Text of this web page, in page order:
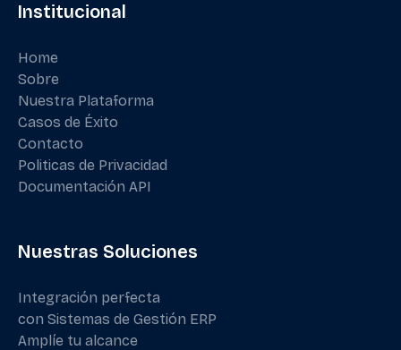
Institucional
Home
Sobre
Nuestra Plataforma
Casos de Éxito
Contacto
Politicas de Privacidad
Documentación API
Nuestras Soluciones
Integración perfecta
con Sistemas de Gestión ERP
Amplíe tu alcance